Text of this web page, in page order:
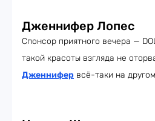
Дженнифер Лопес
Спонсор приятного вечера —
такой красоты взгляда не
Дженнифер всё-таки на